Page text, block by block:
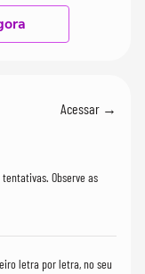
Acessar →
Observe as
letra por letra, no seu